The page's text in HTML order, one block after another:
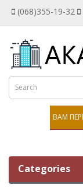
(068)355-19-32
ВАМ
Categories